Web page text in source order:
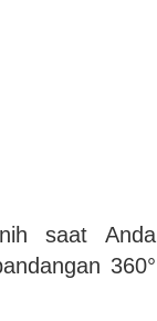
saat Anda
360°